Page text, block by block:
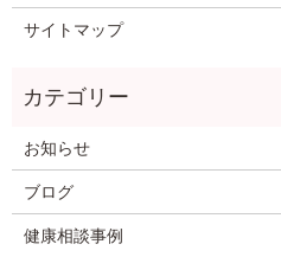
サイトマップ
お知らせ
ブログ
健康相談事例